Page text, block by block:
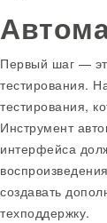
Первый шаг —
тестирования.
тестирования,
Инструмент
интерфейса
создавать
техподдержку.